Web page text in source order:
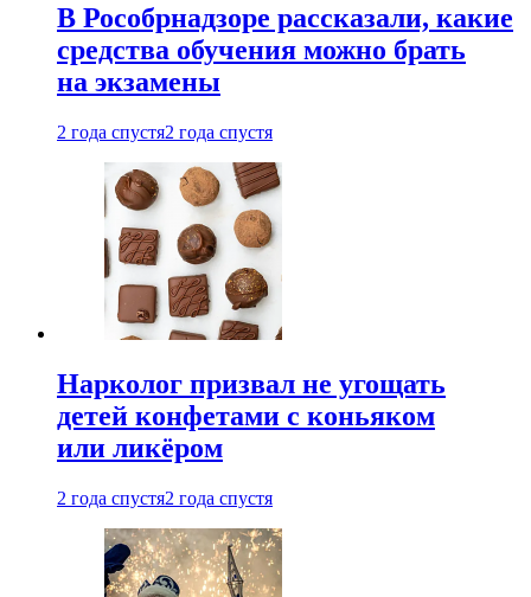
В Рособрнадзоре рассказали, какие
средства обучения можно брать
на экзамены
2 года спустя2 года спустя
Нарколог призвал не угощать
детей конфетами с коньяком
или ликёром
2 года спустя2 года спустя